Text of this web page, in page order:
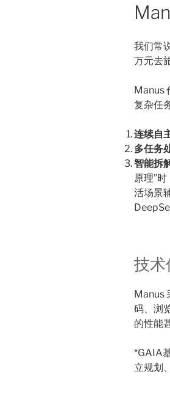
我们常
万元去
Manus
复杂任
连续自
多任务
智能拆
原理”
活场景
技术
Manus
码、浏
的性能
*GAIA
立规划